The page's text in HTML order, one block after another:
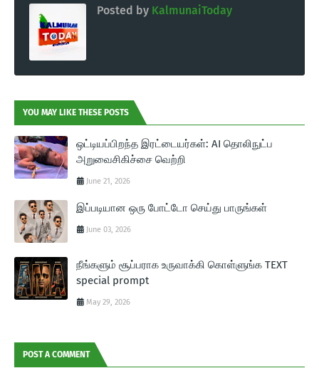
Posted by KalmunaiToday
YOU MAY LIKE THESE POSTS
ஒட்டியப்பிறந்த இரட்டையர்கள்: AI தொலிநுட்ப
அறுவைசிகிச்சை வெற்றி
June 21, 2026
இப்படியான ஒரு போட்டோ செய்து பாருங்கள்
June 03, 2026
நீங்களும் சூப்பராக உருவாக்கி கொள்ளுங்க TEXT
special prompt
May 29, 2026
POST A COMMENT